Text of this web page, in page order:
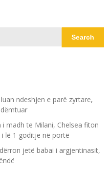
Search
ndeshjen e parë zyrtare,
madh te Milani, Chelsea fiton
lë 1 goditje në portë
jetë babai i argjentinasit,